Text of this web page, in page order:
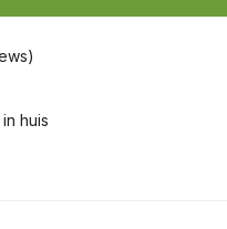
huis